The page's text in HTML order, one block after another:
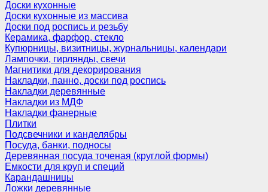
Доски кухонные
Доски кухонные из массива
Доски под роспись и резьбу
Керамика, фарфор, стекло
Купюрницы, визитницы, журнальницы, календари
Лампочки, гирлянды, свечи
Магнитики для декорирования
Накладки, панно, доски под роспись
Накладки деревянные
Накладки из МДФ
Накладки фанерные
Плитки
Подсвечники и канделябры
Посуда, банки, подносы
Деревянная посуда точеная (круглой формы)
Емкости для круп и специй
Карандашницы
Ложки деревянные